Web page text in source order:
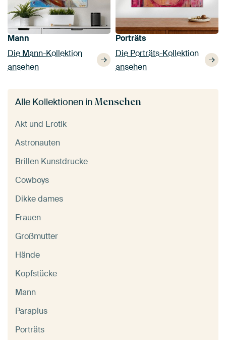
Mann
Die Mann-Kollektion
ansehen
Porträts
Die Porträts-Kollektion
ansehen
Alle Kollektionen in Menschen
Akt und Erotik
Astronauten
Brillen Kunstdrucke
Cowboys
Dikke dames
Frauen
Großmutter
Hände
Kopfstücke
Mann
Paraplus
Porträts